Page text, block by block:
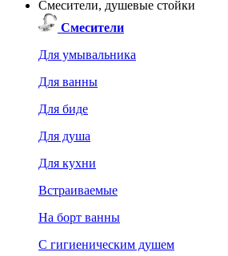
Смесители, душевые стойки
Смесители
Для умывальника
Для ванны
Для биде
Для душа
Для кухни
Встраиваемые
На борт ванны
C гигиеническим душем